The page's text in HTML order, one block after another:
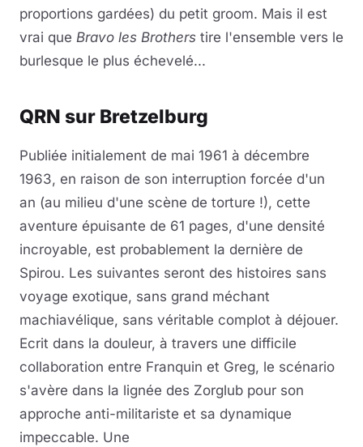
proportions gardées) du petit groom. Mais il est
vrai que Bravo les Brothers tire l'ensemble vers le
burlesque le plus échevelé...
QRN sur Bretzelburg
Publiée initialement de mai 1961 à décembre
1963, en raison de son interruption forcée d'un
an (au milieu d'une scène de torture !), cette
aventure épuisante de 61 pages, d'une densité
incroyable, est probablement la dernière de
Spirou. Les suivantes seront des histoires sans
voyage exotique, sans grand méchant
machiavélique, sans véritable complot à déjouer.
Ecrit dans la douleur, à travers une difficile
collaboration entre Franquin et Greg, le scénario
s'avère dans la lignée des Zorglub pour son
approche anti-militariste et sa dynamique
impeccable. Une